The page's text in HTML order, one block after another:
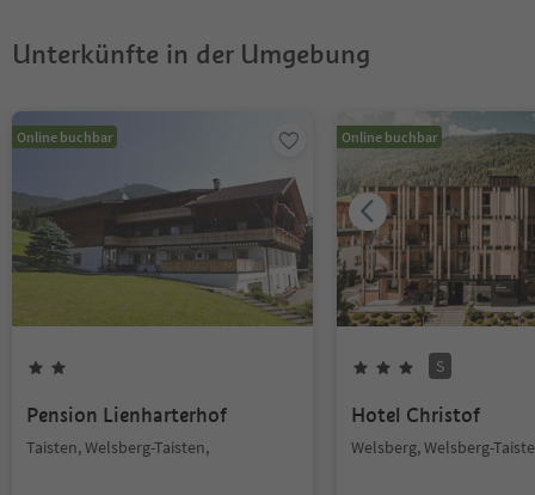
Unterkünfte in der Umgebung
Online buchbar
Pension Lienharterhof
Taisten, Welsberg-Taisten,
Online buchbar
S
Hotel Christof
Welsberg, Welsberg-